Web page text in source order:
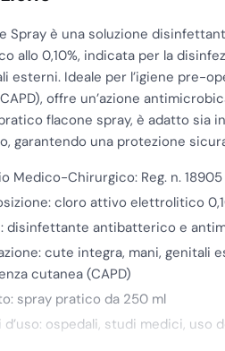
Spray è una soluzione
allo 0,10%, indicata per la
esterni. Ideale per l’igiene pre-
offre un’azione
flacone spray, è adatto sia
garantendo una protezione
Medico-Chirurgico: Reg. n.
cloro attivo elettrolitico
disinfettante antibatterico e
cute integra, mani, genitali
cutanea (CAPD)
spray pratico da 250 ml
ospedali, studi medici, uso